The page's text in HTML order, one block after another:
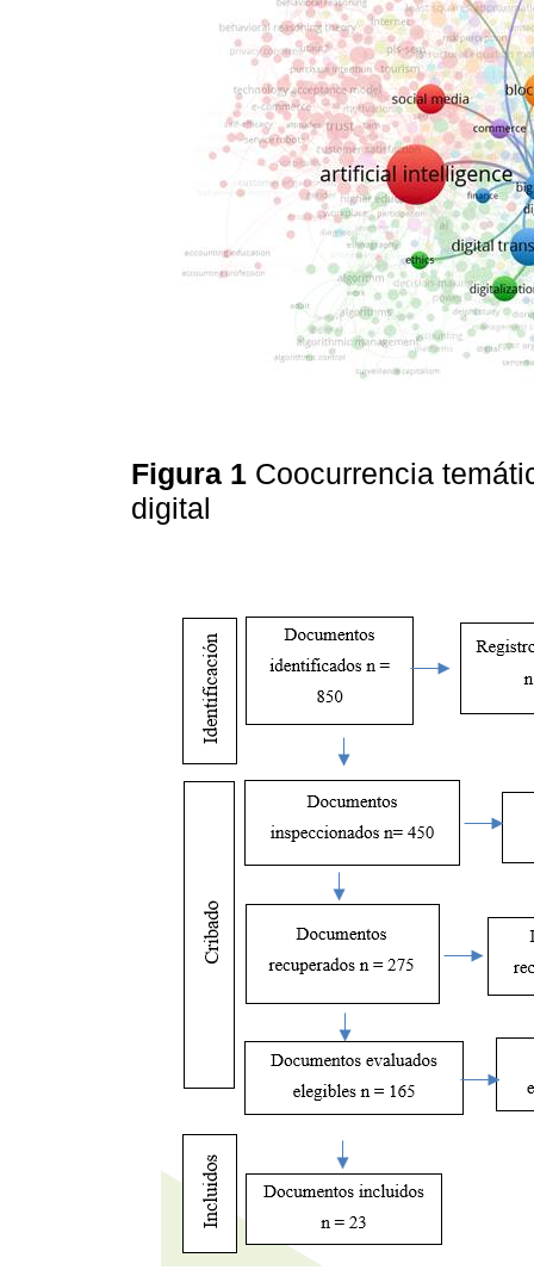
Figura 1 Coocurrencia
digital